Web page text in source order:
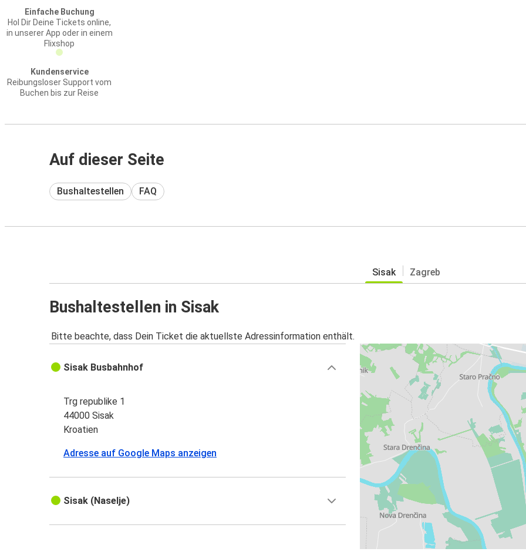
Einfache Buchung
Hol Dir Deine Tickets online,
in unserer App oder in einem
Flixshop
Kundenservice
Reibungsloser Support vom
Buchen bis zur Reise
Auf dieser Seite
Bushaltestellen FAQ
Sisak Zagreb
Bushaltestellen in Sisak
Bitte beachte, dass Dein Ticket die aktuellste Adressinformation enthält.
Sisak Busbahnhof
Trg republike 1
44000 Sisak
Kroatien
Adresse auf Google Maps anzeigen
Sisak (Naselje)